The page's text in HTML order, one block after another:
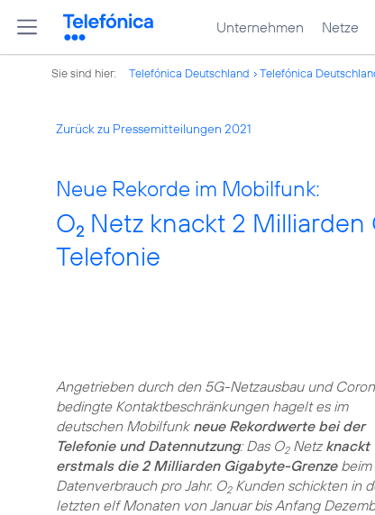
Unternehmen Netze
Sie sind hier: Telefónica Deutschland Telefónica
Zurück zu Pressemitteilungen 2021
Neue Rekorde im Mobilfunk:
O2 Netz knackt 2
Telefonie
Angetrieben durch den 5G-Netzausbau und
bedingte Kontaktbeschränkungen hagelt es im
deutschen Mobilfunk neue Rekordwerte bei der
Telefonie und Datennutzung: Das O2Netz knackt
erstmals die 2 Milliarden Gigabyte-Grenzebeim
Datenverbrauch pro Jahr. O2Kunden schickten in
letzten elf Monaten von Januar bis Anfang